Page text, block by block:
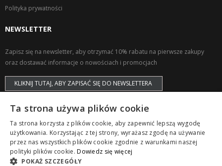
Polityka prywatności
NEWSLETTER
Zapisz się na newsletter, aby otrzymać 10% rabatu na pierwsze zakupy
oraz dostawać informacje o nowościach i promocjach
KLIKNIJ TUTAJ, ABY ZAPISAĆ SIĘ DO NEWSLETTERA
Copyright © ZAPS. All Rights Reserved.
Ta strona używa plików cookie
Ta strona korzysta z plików cookie, aby zapewnić lepszą wygodę
użytkowania. Korzystając z tej strony, wyrażasz zgodę na używanie
przez nas wszystkich plików cookie zgodnie z warunkami naszej
polityki plików cookie.Dowiedz się więcej
POKAŻ SZCZEGÓŁY